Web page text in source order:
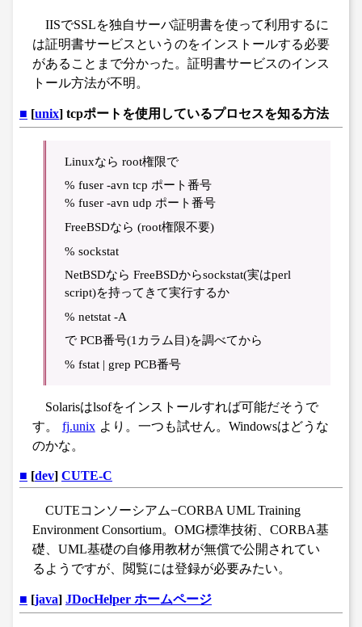
IISでSSLを独自サーバ証明書を使って利用するに
は証明書サービスというのをインストールする必要
があることまで分かった。証明書サービスのインス
トール方法が不明。
■ [unix] tcpポートを使用しているプロセスを知る方法
Linuxなら root権限で
% fuser -avn tcp ポート番号
% fuser -avn udp ポート番号
FreeBSDなら (root権限不要)
% sockstat
NetBSDなら FreeBSDからsockstat(実はperl
script)を持ってきて実行するか
% netstat -A
で PCB番号(1カラム目)を調べてから
% fstat | grep PCB番号
Solarisはlsofをインストールすれば可能だそうで
す。
fj.unix より。一つも試せん。Windowsはどうな
のかな。
■ [dev] CUTE-C
CUTEコンソーシアム−CORBA UML Training
Environment Consortium。OMG標準技術、CORBA基
礎、UML基礎の自修用教材が無償で公開されてい
るようですが、閲覧には登録が必要みたい。
■ [java] JDocHelper ホームページ